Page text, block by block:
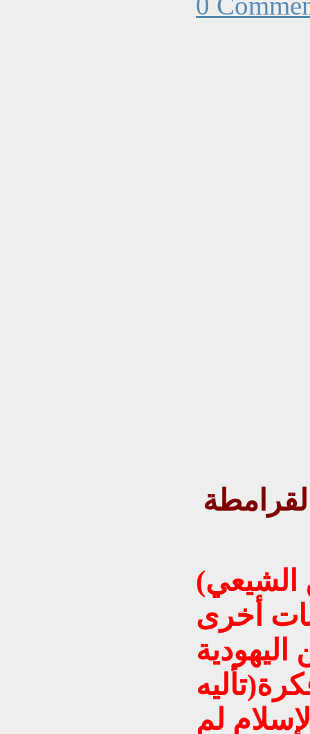
(الدين الشيعي)؛هو خليط من عقائد
أخرى
لم